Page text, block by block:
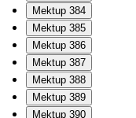
Mektup 384
Mektup 385
Mektup 386
Mektup 387
Mektup 388
Mektup 389
Mektup 390